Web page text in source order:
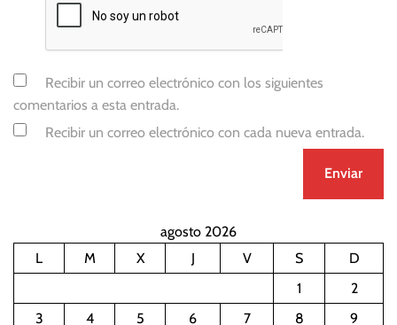
Recibir un correo electrónico con los siguientes
comentarios a esta entrada.
Recibir un correo electrónico con cada nueva entrada.
agosto 2026
L
M X J V S
D
1
2
3
4 5 6 7 8
9